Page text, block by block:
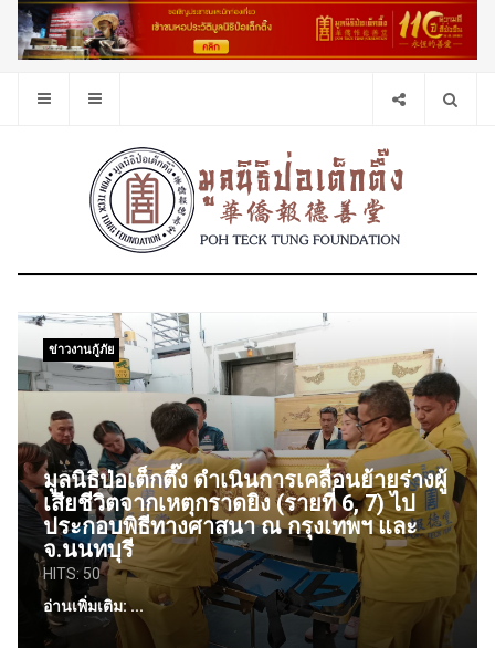
ข่าวงานกู้ภัย
มูลนิธิป่อเต็กตึ๊ง ดำเนินการเคลื่อนย้ายร่างผู้
เสียชีวิตจากเหตุกราดยิง (รายที่ 6, 7) ไป
ประกอบพิธีทางศาสนา ณ กรุงเทพฯ และ
จ.นนทบุรี
HITS: 50
อ่านเพิ่มเติม: ...